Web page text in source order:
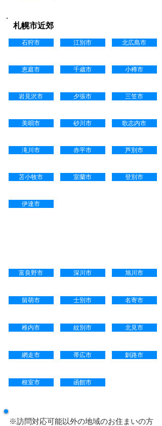
札幌市近郊
石狩市
恵庭市
岩見沢市
美唄市
滝川市
苫小牧市
伊達市
江別市
千歳市
夕張市
砂川市
赤平市
室蘭市
北広島市
小樽市
三笠市
歌志内市
芦別市
登別市
富良野市
留萌市
稚内市
網走市
根室市
深川市
士別市
紋別市
帯広市
函館市
旭川市
名寄市
北見市
釧路市
※訪問対応可能以外の地域のお住まいの方